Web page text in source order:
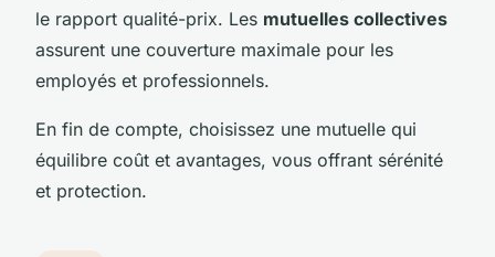
le rapport qualité-prix. Les mutuelles collectives
assurent une couverture maximale pour les
employés et professionnels.
En fin de compte, choisissez une mutuelle qui
équilibre coût et avantages, vous offrant sérénité
et protection.